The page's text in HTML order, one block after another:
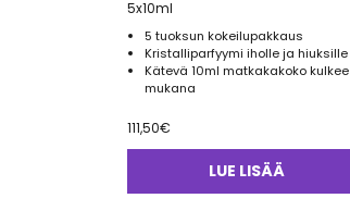
5x10ml
5 tuoksun kokeilupakkaus
Kristalliparfyymi iholle ja hiuksille
Kätevä 10ml matkakakoko kulkee
mukana
111,50€
LUE LISÄÄ